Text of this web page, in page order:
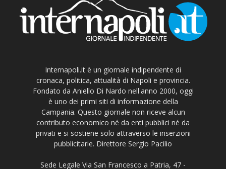
Internapoli.it è un giornale indipendente di
cronaca, politica, attualità di Napoli e provincia.
Fondato da Aniello Di Nardo nell'anno 2000, oggi
è uno dei primi siti di informazione della
Campania. Questo giornale non riceve alcun
contributo economico né da enti pubblici né da
privati e si sostiene solo attraverso le inserzioni
pubblicitarie. Direttore Sergio Pacilio
Sede Legale Via San Francesco a Patria, 47 -